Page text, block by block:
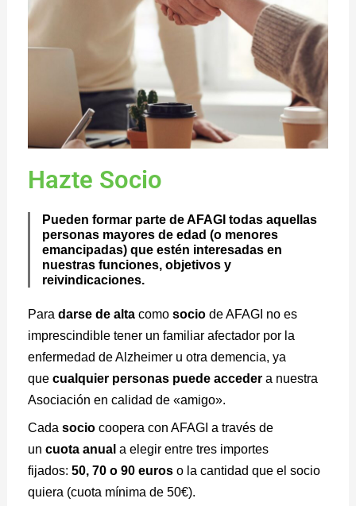
Hazte Socio
Pueden formar parte de AFAGI todas aquellas
personas mayores de edad (o menores
emancipadas) que estén interesadas en
nuestras funciones, objetivos y
reivindicaciones.
Paradarse de altacomosocio de AFAGI no es
imprescindible tener un familiar afectador por la
enfermedad de Alzheimer u otra demencia, ya
quecualquier personas puede accedera nuestra
Asociación en calidad de «amigo».
Cadasocio coopera con AFAGI a través de
uncuota anual a elegir entre tres importes
fijados:50, 70 o 90 euros o la cantidad que el socio
quiera (cuota mínima de 50€).